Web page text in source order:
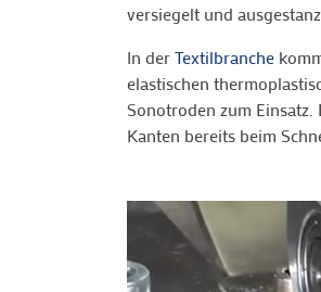
versiegelt und
In derTextilbranche
elastischen
Sonotroden zum
Kanten bereits beim